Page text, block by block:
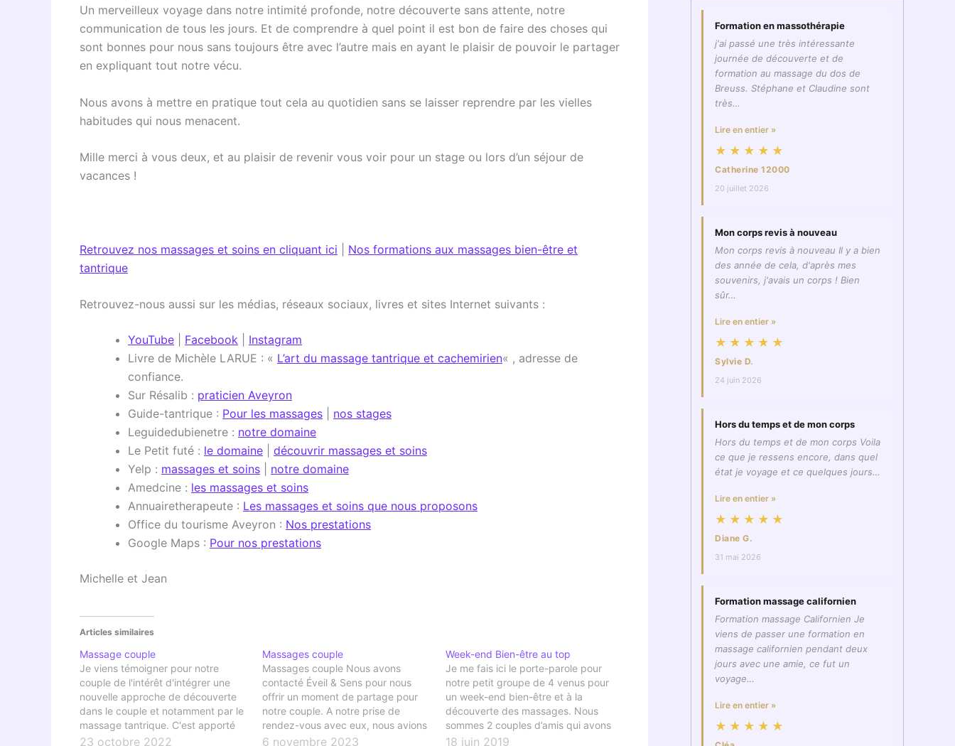
Un merveilleux voyage dans notre intimité profonde, notre découverte sans attente, notre
communication de tous les jours. Et de comprendre à quel point il est bon de faire des choses qui
sont bonnes pour nous sans toujours être avec l’autre mais en ayant le plaisir de pouvoir le partager
en expliquant tout notre vécu.
Nous avons à mettre en pratique tout cela au quotidien sans se laisser reprendre par les vielles
habitudes qui nous menacent.
Mille merci à vous deux, et au plaisir de revenir vous voir pour un stage ou lors d’un séjour de
vacances !
Retrouvez nos massages et soins en cliquant ici
Nos formations aux massages bien-être et
tantrique
Retrouvez-nous aussi sur les médias, réseaux sociaux, livres et sites Internet suivants :
YouTube Facebook
Instagram
Livre de Michèle LARUE : « L’art du massage tantrique et cachemirien« , adresse de
confiance.
Sur Résalib : praticien Aveyron
Guide-tantrique : Pour les massages
nos stages
Leguidedubienetre : notre domaine
Le Petit futé : le domaine
découvrir massages et soins
Yelp : massages et soins
notre domaine
Amedcine : les massages et soins
Annuairetherapeute : Les massages et soins que nous proposons
Office du tourisme Aveyron : Nos prestations
Google Maps : Pour nos prestations
Michelle et Jean
Articles similaires
Massage couple
Je viens témoigner pour notre
couple de l'intérêt d'intégrer une
nouvelle approche de découverte
dans le couple et notamment par le
massage tantrique. C'est apporté
une manière différente de se
23 octobre 2022
Massages couple
Massages couple Nous avons
contacté Éveil & Sens pour nous
offrir un moment de partage pour
notre couple. A notre prise de
rendez-vous avec eux, nous avions
dit que nous avions déjà fait des
6 novembre 2023
Week-end Bien-être au top
Je me fais ici le porte-parole pour
notre petit groupe de 4 venus pour
un week-end bien-être et à la
découverte des massages. Nous
sommes 2 couples d’amis qui avons
décidé de nous offrir une
18 juin 2019
Formation en massothérapie
j'ai passé une très intéressante
journée de découverte et de
formation au massage du dos de
Breuss. Stéphane et Claudine sont
très…
Lire en entier »
★★★★★
Catherine 12000
20 juillet 2026
Mon corps revis à nouveau
Mon corps revis à nouveau Il y a bien
des année de cela, d'après mes
souvenirs, j'avais un corps ! Bien
sûr…
Lire en entier »
★★★★★
Sylvie D.
24 juin 2026
Hors du temps et de mon corps
Hors du temps et de mon corps Voila
ce que je ressens encore, dans quel
état je voyage et ce quelques jours…
Lire en entier »
★★★★★
Diane G.
31 mai 2026
Formation massage californien
Formation massage Californien Je
viens de passer une formation en
massage californien pendant deux
jours avec une amie, ce fut un
voyage…
Lire en entier »
★★★★★